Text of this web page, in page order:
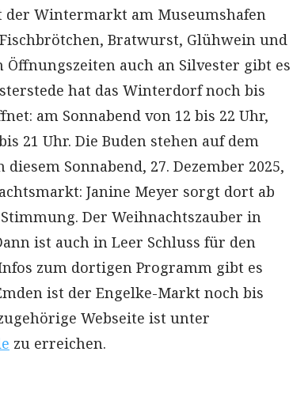
Wintermarkt am Museumshafen
Bratwurst, Glühwein und
Öffnungszeiten auch an Silvester gibt es
hat das Winterdorf noch bis
am Sonnabend von 12 bis 22 Uhr,
21 Uhr. Die Buden stehen auf dem
Sonnabend, 27. Dezember 2025,
Janine Meyer sorgt dort ab
Der Weihnachtszauber in
ist auch in Leer Schluss für den
zum dortigen Programm gibt es
ist der Engelke-Markt noch bis
Webseite ist unter
zu erreichen.